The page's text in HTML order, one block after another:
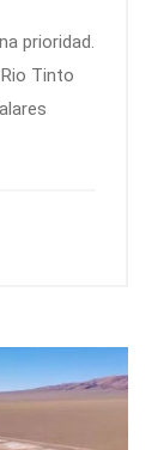
prioridad.
Tinto